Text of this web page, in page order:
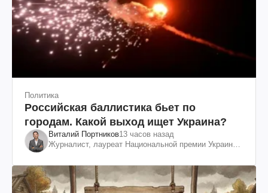
Политика
Российская баллистика бьет по
городам. Какой выход ищет Украина?
Виталий Портников13 часов назад
Журналист, лауреат Национальной премии Украины